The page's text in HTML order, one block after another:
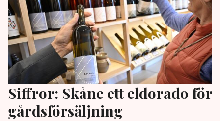
Siffror: Skåne ett eldorado för
gårdsförsäljning